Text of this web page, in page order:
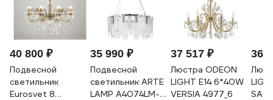
40 800 ₽
Подвесной
светильник
Eurosvet 8
35 990 ₽
Подвесной
светильник ARTE
LAMP A4074LM-
37 517 ₽
Люстра ODEON
LIGHT E14 6*40W
VERSIA 4977_6
36